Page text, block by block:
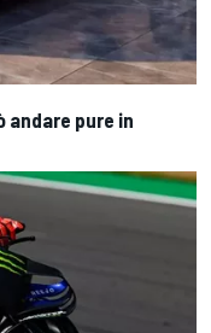
andare pure in